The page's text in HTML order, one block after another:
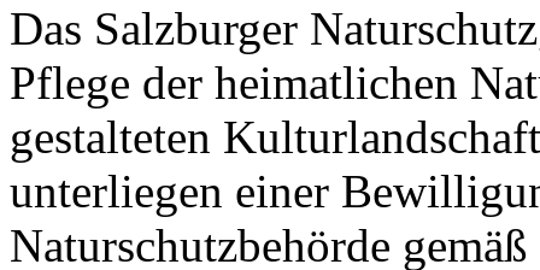
Das Salzburger
Pflege der heimatlichen
gestalteten
unterliegen einer
Naturschutzbehörde